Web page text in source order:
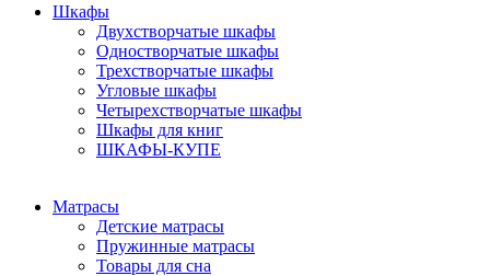
Шкафы
Двухстворчатые шкафы
Одностворчатые шкафы
Трехстворчатые шкафы
Угловые шкафы
Четырехстворчатые шкафы
Шкафы для книг
ШКАФЫ-КУПЕ
Матрасы
Детские матрасы
Пружинные матрасы
Товары для сна